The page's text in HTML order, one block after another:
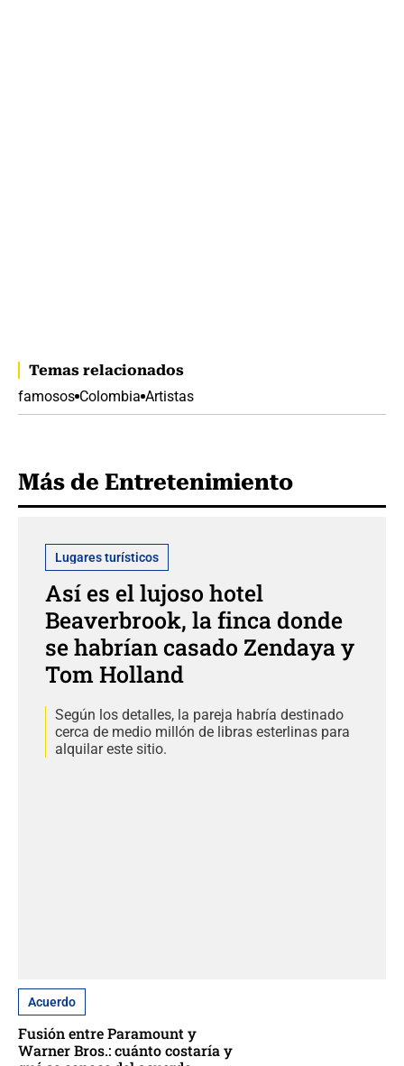
Temas relacionados
famosos Colombia Artistas
Más de Entretenimiento
Lugares turísticos
Así es el lujoso hotel
Beaverbrook, la finca donde
se habrían casado Zendaya y
Tom Holland
Según los detalles, la pareja habría destinado
cerca de medio millón de libras esterlinas para
alquilar este sitio.
Acuerdo
Fusión entre Paramount y
Warner Bros.: cuánto costaría y